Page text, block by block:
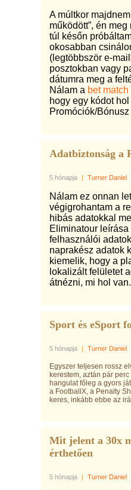
A múltkor
működött”, én
túl későn
okosabban
(legtöbbször e-
posztokban vagy
dátumra meg a
Nálam a bet match
hogy egy kódot
Promóciók/
Adatbiztonság a
5 hónapja | Turner Daniel
Nálam ez onnan
végigrohantam a
hibás adatokkal
Eliminatour
felhasználói
naprakész adatok
kiemelik, hogy a
lokalizált felületet
átnézni, mi hol van.
Sport és eSport
5 hónapja | Turner Daniel
Egyszer teljesen rossz
kerestem, aztán pár
hangulat főleg a gyors
a FootballX, a Penalty
keres, inkább ebbe az
Mit jelent a 30x
érthetően
5 hónapja | Turner Daniel